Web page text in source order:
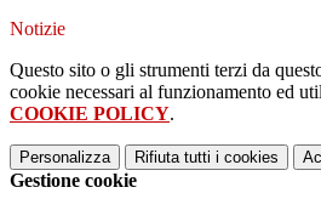
Notizie
Questo sito o gli strumenti terzi da
cookie necessari al funzionamento ed
COOKIE POLICY.
Personalizza Rifiuta tutti i cookies
Gestione cookie